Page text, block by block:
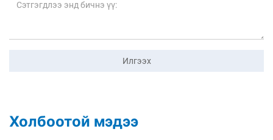
Илгээх
Холбоотой мэдээ